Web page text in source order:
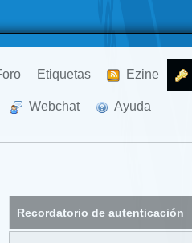
Etiquetas Ezine
Webchat Ayuda
Recordatorio de autenticación